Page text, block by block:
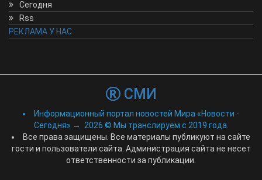
Сегодня
Rss
РЕКЛАМА У НАС
СМИ
Информационный портал новостей Мира «Новости -
Сегодня» → 2026 © Мы транслируем с 2019 года.
Все права защищены. Все материалы публикуют на сайте
гости и пользователи сайта. Администрация сайта не несет
ответственности за публикации.